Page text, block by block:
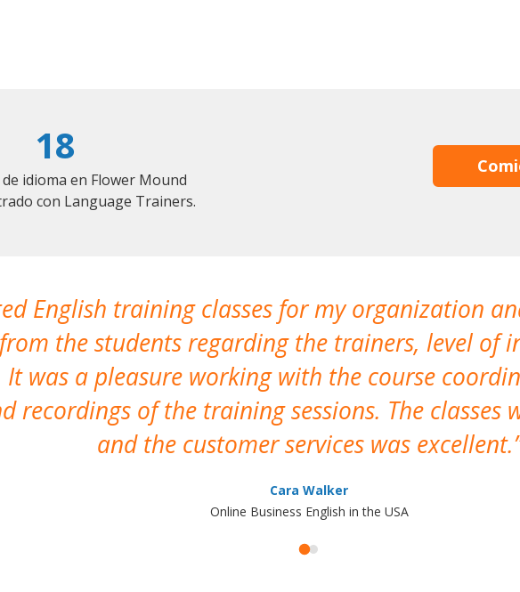
18
idioma en Flower Mound
con Language Trainers.
English training classes for my organization
the students regarding the trainers, level of
It was a pleasure working with the course
recordings of the training sessions. The classes
and the customer services was excellent.
Cara Walker
Online Business English in the USA